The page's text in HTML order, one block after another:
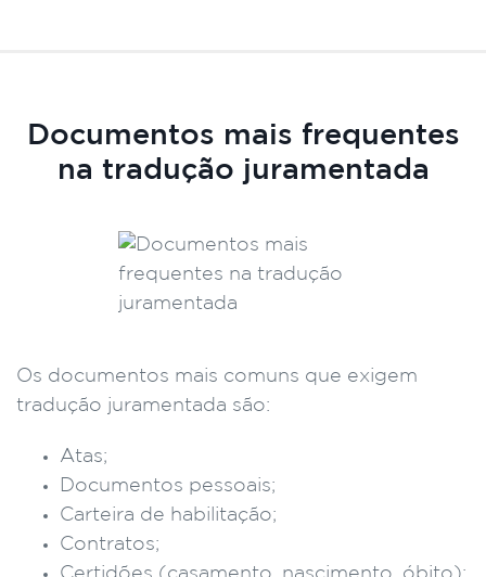
Documentos mais frequentes
na tradução juramentada
Os documentos mais comuns que exigem
tradução juramentada são:
Atas;
Documentos pessoais;
Carteira de habilitação;
Contratos;